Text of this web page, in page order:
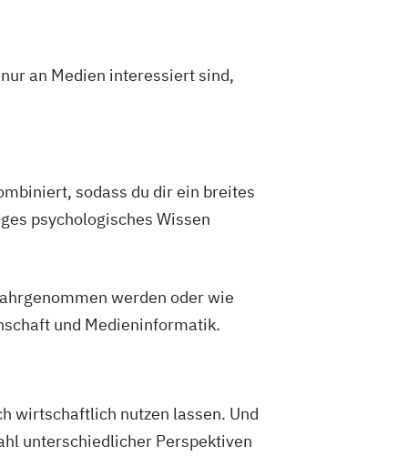
an Medien interessiert sind,
sodass du dir ein breites
psychologisches Wissen
werden oder wie
und Medieninformatik.
wirtschaftlich nutzen lassen. Und
unterschiedlicher Perspektiven